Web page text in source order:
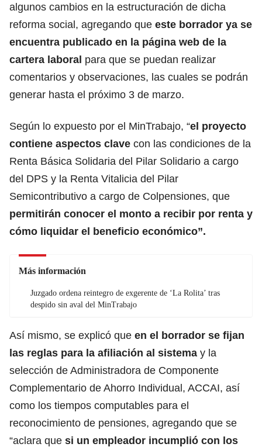
algunos cambios en la estructuración de dicha
reforma social, agregando que este borrador ya se
encuentra publicado en la página web de la
cartera laboral para que se puedan realizar
comentarios y observaciones, las cuales se podrán
generar hasta el próximo 3 de marzo.
Según lo expuesto por el MinTrabajo, “el proyecto
contiene aspectos clave con las condiciones de la
Renta Básica Solidaria del Pilar Solidario a cargo
del DPS y la Renta Vitalicia del Pilar
Semicontributivo a cargo de Colpensiones, que
permitirán conocer el monto a recibir por renta y
cómo liquidar el beneficio económico”.
Más información
Juzgado ordena reintegro de exgerente de ‘La Rolita’ tras
despido sin aval del MinTrabajo
Así mismo, se explicó que en el borrador se fijan
las reglas para la afiliación al sistema y la
selección de Administradora de Componente
Complementario de Ahorro Individual, ACCAI, así
como los tiempos computables para el
reconocimiento de pensiones, agregando que se
“aclara que si un empleador incumplió con los